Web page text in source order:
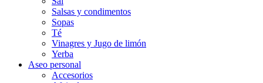
Salsas y condimentos
Sopas
Té
Vinagres y Jugo de limón
Yerba
Aseo personal
Accesorios